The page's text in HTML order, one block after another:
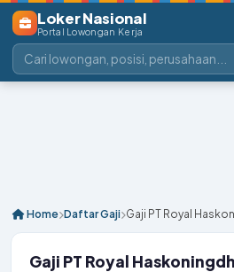
Loker Nasional
Portal Lowongan Kerja
Home Daftar Gaji Gaji PT Royal
Gaji PT Royal